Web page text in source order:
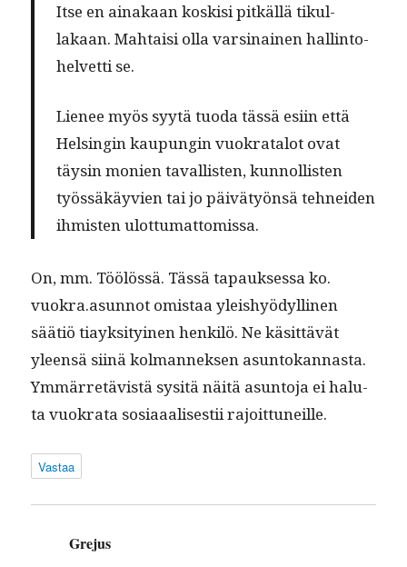
Itse en ainakaan koskisi pitkäl­lä tikul­
lakaan. Mah­taisi olla varsi­nainen hallinto­
hel­vetti se.
Lie­nee myös syytä tuo­da tässä esi­in että
Helsin­gin kaupun­gin vuokrat­alot ovat
täysin monien taval­lis­ten, kun­nol­lis­ten
työssäkäyvien tai jo päivä­työn­sä tehnei­den
ihmis­ten ulottumattomissa.
On, mm. Töölössä. Tässä tapauk­ses­sa ko.
vuokra.asunnot omis­taa yleishyödylli­nen
säätiö tiayk­si­tyi­nen henkilö. Ne käsit­tävät
yleen­sä siinä kol­man­nek­sen asun­tokan­nas­ta.
Ymmär­retävistä sysitä näitä asun­to­ja ei halu­
ta vuokra­ta sosi­aaalis­es­tii rajoittuneille.
Vastaa
Grejus